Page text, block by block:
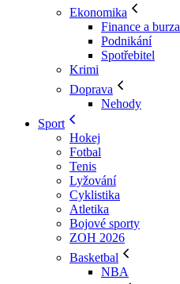
Ekonomika
Finance a burza
Podnikání
Spotřebitel
Krimi
Doprava
Nehody
Sport
Hokej
Fotbal
Tenis
Lyžování
Cyklistika
Atletika
Bojové sporty
ZOH 2026
Basketbal
NBA